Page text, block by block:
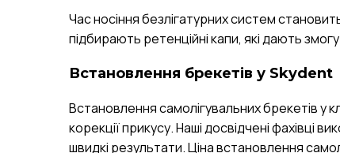
Час носіння безлігатурних систем
підбирають ретенційні капи, які дають
Встановлення брекетів у Skydent
Встановлення самолігувальних брекетів у
корекції прикусу. Наші досвідчені
швидкі результати. Ціна встановлення